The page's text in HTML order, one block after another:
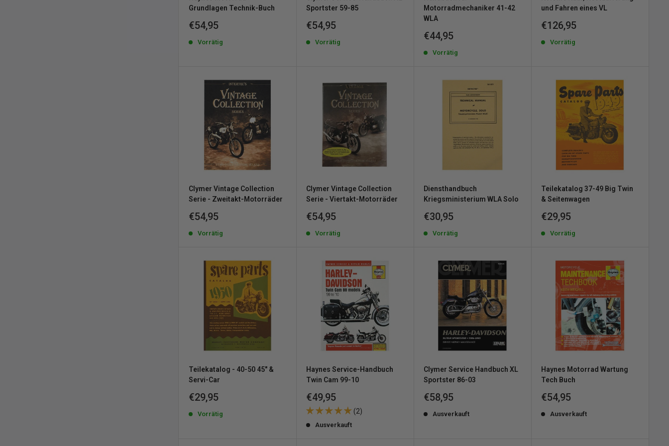
Grundlagen Technik-Buch
Sonderpreis
€54,95
Vorrätig
Sportster 59-85
Sonderpreis
€54,95
Vorrätig
Motorradmechaniker 41-42
WLA
Sonderpreis
€44,95
Vorrätig
und Fahren eines VL
Sonderpreis
€126,95
Vorrätig
Clymer Vintage Collection
Serie - Zweitakt-Motorräder
Sonderpreis
€54,95
Vorrätig
Clymer Vintage Collection
Serie - Viertakt-Motorräder
Sonderpreis
€54,95
Vorrätig
Diensthandbuch
Kriegsministerium WLA Solo
Sonderpreis
€30,95
Vorrätig
Teilekatalog 37-49 Big Twin
& Seitenwagen
Sonderpreis
€29,95
Vorrätig
Teilekatalog - 40-50 45" &
Servi-Car
Sonderpreis
€29,95
Vorrätig
Haynes Service-Handbuch
Twin Cam 99-10
Sonderpreis
€49,95
(2)
Ausverkauft
Clymer Service Handbuch XL
Sportster 86-03
Sonderpreis
€58,95
Ausverkauft
Haynes Motorrad Wartung
Tech Buch
Sonderpreis
€54,95
Ausverkauft